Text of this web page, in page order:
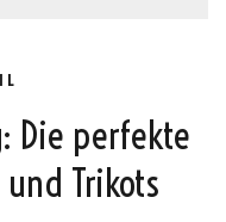
Die perfekte
Trikots